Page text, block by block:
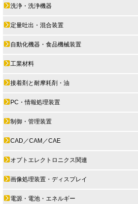
洗浄・洗浄機器
定量吐出・混合装置
自動化機器・食品機械装置
工業材料
接着剤と耐摩耗剤・油
PC・情報処理装置
制御・管理装置
CAD／CAM／CAE
オプトエレクトロニクス関連
画像処理装置・ディスプレイ
電源・電池・エネルギー